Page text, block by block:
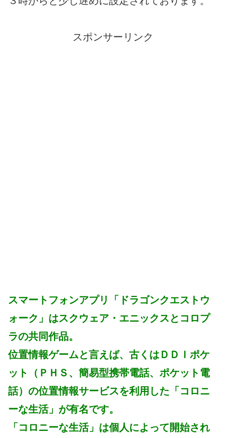
スポンサーリンク
スマートフォンアプリ「ドラゴンクエストウ
ォーク」はスクウェア・エニックスとコロプ
ラの共同作品。
位置情報ゲームと言えば、古くはＤＤＩポケ
ット（ＰＨＳ、簡易型携帯電話、ポケット電
話）の位置情報サービスを利用した「コロニ
ーな生活」が有名です。
「コロニーな生活」は個人によって開始され